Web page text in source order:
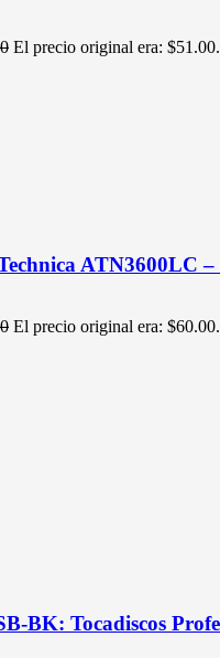
El precio original era: $51.00.
ATN3600LC
El precio original era: $60.00.
BK: Tocadiscos